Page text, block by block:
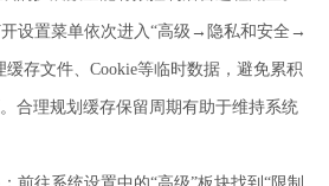
设置菜单依次进入“高级→隐私和安全→
存文件、Cookie等临时数据，避免累积
合理规划缓存保留周期有助于维持系统